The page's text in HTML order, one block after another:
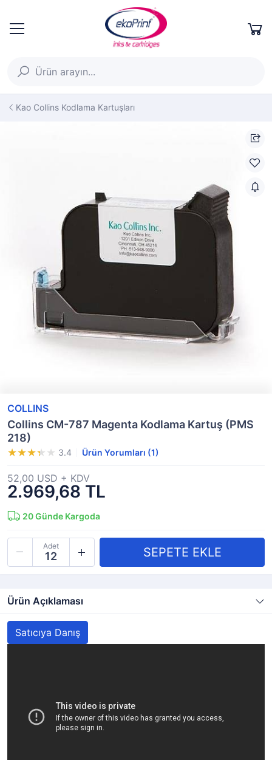
Kao Collins Kodlama Kartuşları
COLLINS
Collins CM-787 Magenta Kodlama Kartuş (PMS
218)
3.4 Ürün Yorumları (1)
2.969,68 TL
52,00 USD + KDV
20Günde Kargoda
Adet
Ürün Açıklaması
Satıcıya Danış